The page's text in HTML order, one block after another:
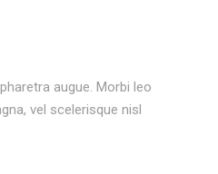
augue. Morbi leo
vel scelerisque nisl